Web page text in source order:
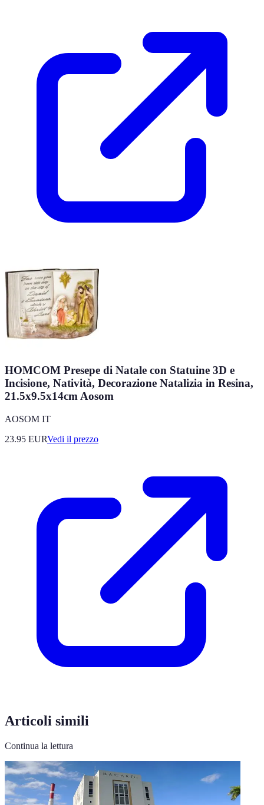
HOMCOM Presepe di Natale con Statuine 3D e
Incisione, Natività, Decorazione Natalizia in Resina,
21.5x9.5x14cm Aosom
AOSOM IT
23.95 EURVedi il prezzo
Articoli simili
Continua la lettura